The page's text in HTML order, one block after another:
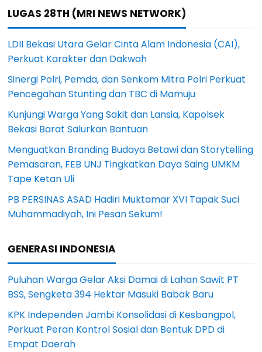
LUGAS 28TH (MRI NEWS NETWORK)
LDII Bekasi Utara Gelar Cinta Alam Indonesia (CAI),
Perkuat Karakter dan Dakwah
Sinergi Polri, Pemda, dan Senkom Mitra Polri Perkuat
Pencegahan Stunting dan TBC di Mamuju
Kunjungi Warga Yang Sakit dan Lansia, Kapolsek
Bekasi Barat Salurkan Bantuan
Menguatkan Branding Budaya Betawi dan Storytelling
Pemasaran, FEB UNJ Tingkatkan Daya Saing UMKM
Tape Ketan Uli
PB PERSINAS ASAD Hadiri Muktamar XVI Tapak Suci
Muhammadiyah, Ini Pesan Sekum!
GENERASI INDONESIA
Puluhan Warga Gelar Aksi Damai di Lahan Sawit PT
BSS, Sengketa 394 Hektar Masuki Babak Baru
KPK Independen Jambi Konsolidasi di Kesbangpol,
Perkuat Peran Kontrol Sosial dan Bentuk DPD di
Empat Daerah